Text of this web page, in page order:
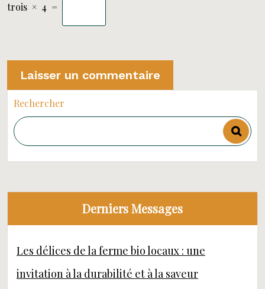
trois × 4 =
Rechercher
Derniers Messages
Les délices de la ferme bio locaux : une
invitation à la durabilité et à la saveur